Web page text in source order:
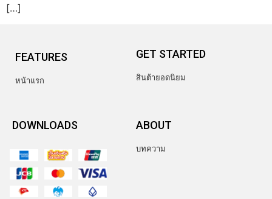
[…]
FEATURES
หน้าแรก
GET STARTED
สินต้ายอดนิยม
DOWNLOADS ABOUT
บทความ